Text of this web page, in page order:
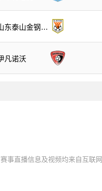
东泰山金钢山
凡诺沃
事直播信息及视频均来自互联